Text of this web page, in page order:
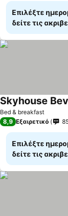
Επιλέξτε
δείτε τις
Bed & breakfast
Skyhouse
8,9 Εξαιρετικό
Επιλέξτε
δείτε τις